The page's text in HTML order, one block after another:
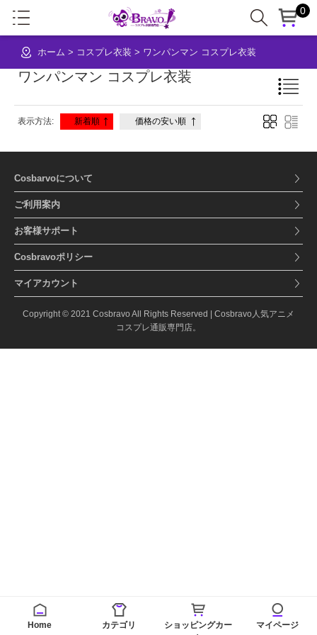
0
ホーム > コスプレ衣装 > ワンパンマン コスプレ衣装
ワンパンマン コスプレ衣装
表示方法: 新着順 価格の安い順
Home カテゴリ
ショッピングカー
マイページ
Cosbarvoについて
ご利用案内
お客様サポート
Cosbravoポリシー
マイアカウント
Copyright © 2021 Cosbravo All Rights Reserved | Cosbravo人気アニメ
コスプレ通販専門店。